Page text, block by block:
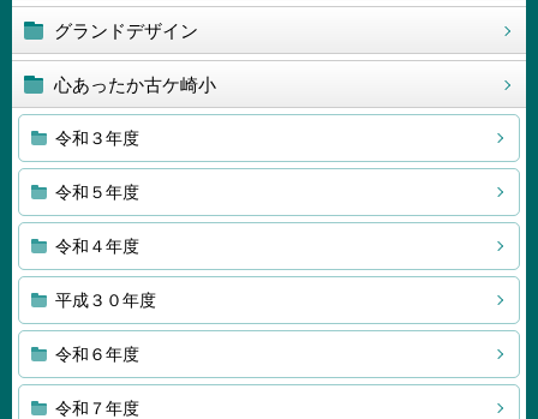
グランドデザイン
心あったか古ケ崎小
令和３年度
令和５年度
令和４年度
平成３０年度
令和６年度
令和７年度